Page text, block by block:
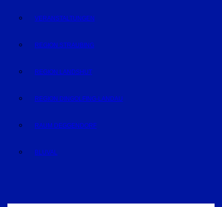
VERANSTALTUNGEN
REGION STRAUBING
REGION LANDSHUT
REGION DINGOLFING-LANDAU
RAUM DEGGENDORF
BLUVAL